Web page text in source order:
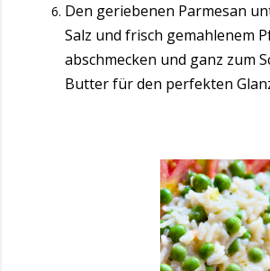
Den geriebenen Parmesan
Salz und frisch gemahlenem
abschmecken und ganz zum
Butter für den perfekten